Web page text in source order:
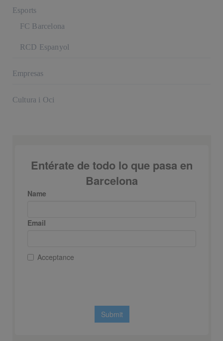
Esports
FC Barcelona
RCD Espanyol
Empresas
Cultura i Oci